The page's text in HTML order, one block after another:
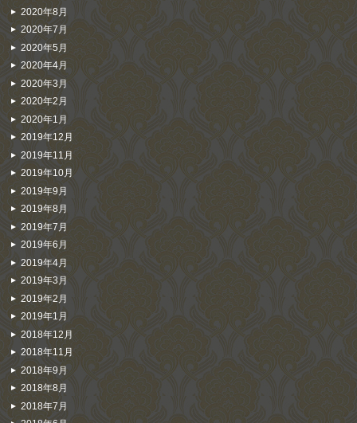
2020年8月
2020年7月
2020年5月
2020年4月
2020年3月
2020年2月
2020年1月
2019年12月
2019年11月
2019年10月
2019年9月
2019年8月
2019年7月
2019年6月
2019年4月
2019年3月
2019年2月
2019年1月
2018年12月
2018年11月
2018年9月
2018年8月
2018年7月